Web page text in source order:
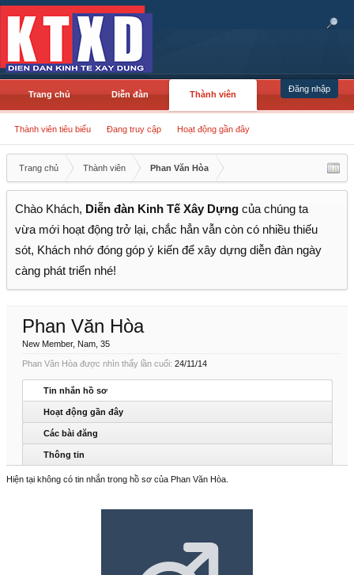
Đăng nhập
Trang chủ Diễn đàn Thành viên
Thành viên tiêu biểu Đang truy cập Hoạt động gần đây
Trang chủ Thành viên Phan Văn Hòa
Chào Khách, Diễn đàn Kinh Tế Xây Dựng của chúng ta
vừa mới hoạt động trở lại, chắc hẳn vẫn còn có nhiều thiếu
sót, Khách nhớ đóng góp ý kiến để xây dựng diễn đàn ngày
càng phát triển nhé!
Phan Văn Hòa
New Member, Nam, 35
Phan Văn Hòa được nhìn thấy lần cuối: 24/11/14
Tin nhắn hồ sơ
Hoạt động gần đây
Các bài đăng
Thông tin
Hiện tại không có tin nhắn trong hồ sơ của Phan Văn Hòa.